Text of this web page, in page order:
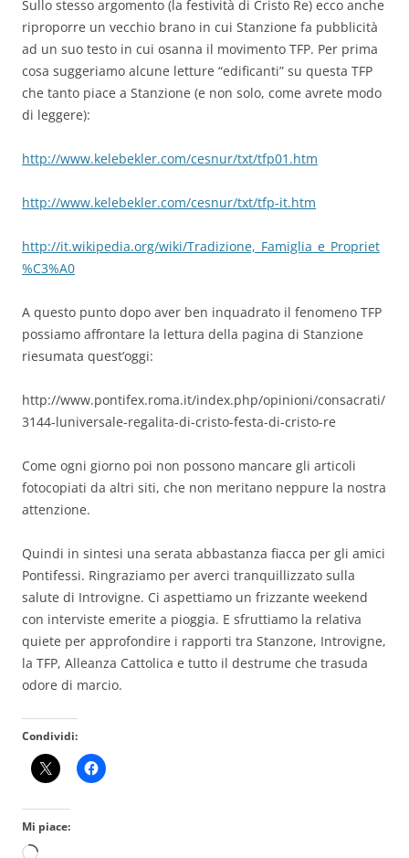
Sullo stesso argomento (la festività di Cristo Re) ecco anche
riproporre un vecchio brano in cui Stanzione fa pubblicità
ad un suo testo in cui osanna il movimento TFP. Per prima
cosa suggeriamo alcune letture “edificanti” su questa TFP
che tanto piace a Stanzione (e non solo, come avrete modo
di leggere):
http://www.kelebekler.com/cesnur/txt/tfp01.htm
http://www.kelebekler.com/cesnur/txt/tfp-it.htm
http://it.wikipedia.org/wiki/Tradizione,_Famiglia_e_Propriet
%C3%A0
A questo punto dopo aver ben inquadrato il fenomeno TFP
possiamo affrontare la lettura della pagina di Stanzione
riesumata quest’oggi:
http://www.pontifex.roma.it/index.php/opinioni/consacrati/
3144-luniversale-regalita-di-cristo-festa-di-cristo-re
Come ogni giorno poi non possono mancare gli articoli
fotocopiati da altri siti, che non meritano neppure la nostra
attenzione.
Quindi in sintesi una serata abbastanza fiacca per gli amici
Pontifessi. Ringraziamo per averci tranquillizzato sulla
salute di Introvigne. Ci aspettiamo un frizzante weekend
con interviste emerite a pioggia. E sfruttiamo la relativa
quiete per approfondire i rapporti tra Stanzone, Introvigne,
la TFP, Alleanza Cattolica e tutto il destrume che trasuda
odore di marcio.
Condividi:
Mi piace:
Caricamento